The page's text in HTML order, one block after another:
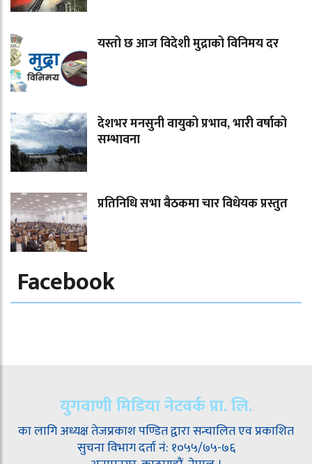
यस्तो छ आज विदेशी मुद्राको विनिमय दर
देशभर मनसुनी वायुको प्रभाव, भारी वर्षाको
सम्भावना
प्रतिनिधि सभा बैठकमा चार विधेयक प्रस्तुत
Facebook
युगवाणी मिडिया नेटवर्क प्रा. लि.
का लागि अध्यक्ष तेजप्रकाश पण्डित द्वारा सन्चालित एव प्रकाशित
सुचना विभाग दर्ता नं: १०५५/७५-७६